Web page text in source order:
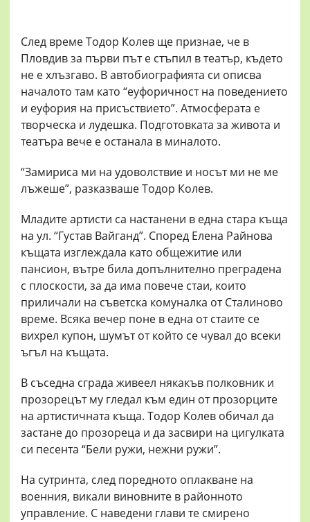
След време Тодор Колев ще признае, че в
Пловдив за първи път е стъпил в театър, където
не е хлъзгаво. В автобиографията си описва
началото там като “еуфоричност на поведението
и еуфория на присъствието”. Атмосферата е
творческа и лудешка. Подготовката за живота и
театъра вече е останала в миналото.
“Замириса ми на удоволствие и носът ми не ме
лъжеше”, разказваше Тодор Колев.
Младите артисти са настанени в една стара къща
на ул. “Густав Вайганд”. Според Елена Райнова
къщата изглеждала като общежитие или
пансион, вътре била допълнително преградена
с плоскости, за да има повече стаи, които
приличали на съветска комуналка от Сталиново
време. Всяка вечер поне в една от стаите се
вихрел купон, шумът от който се чувал до всеки
ъгъл на къщата.
В съседна сграда живеел някакъв полковник и
прозорецът му гледал към един от прозорците
на артистичната къща. Тодор Колев обичал да
застане до прозореца и да засвири на цигулката
си песента “Бели ружи, нежни ружи”.
На сутринта, след поредното оплакване на
военния, викали виновните в районното
управление. С наведени глави те смирено